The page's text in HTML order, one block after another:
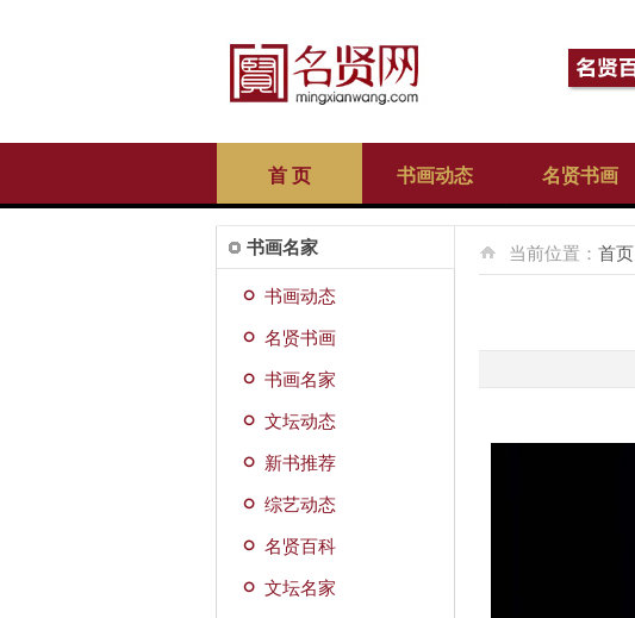
首 页 书画动态 名贤书画
书画名家
书画动态
名贤书画
书画名家
文坛动态
新书推荐
综艺动态
名贤百科
文坛名家
当前位置： 首页